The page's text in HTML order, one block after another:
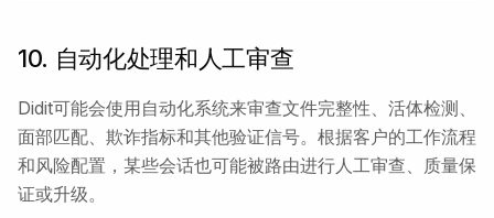
10. 自动化处理和人工审查
Didit可能会使用自动化系统来审查文件完整性、活体检测、
面部匹配、欺诈指标和其他验证信号。根据客户的工作流程
和风险配置，某些会话也可能被路由进行人工审查、质量保
证或升级。